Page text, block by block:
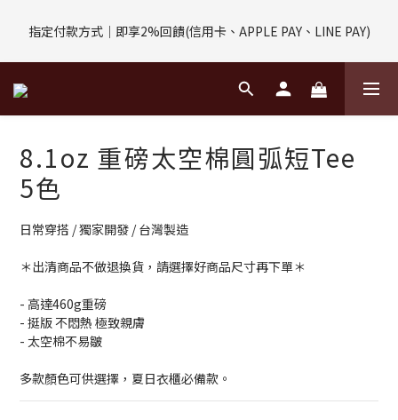
金
指定付款方式｜即享2%回饋(信用卡、APPLE PAY、LINE PAY)
評價回饋｜訂單完成後7天內填寫5字以上評價，即可獲得$30購物
8.1oz 重磅太空棉圓弧短Tee
5色
日常穿搭 / 獨家開發 / 台灣製造
＊出清商品不做退換貨，請選擇好商品尺寸再下單＊
- 高達460g重磅
- 挺版 不悶熱 極致親膚
- 太空棉不易皺
多款顏色可供選擇，夏日衣櫃必備款。